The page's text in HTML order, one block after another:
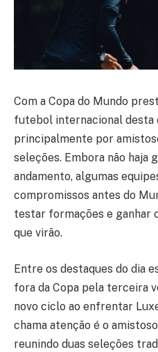
Com a Copa do Mundo
futebol internacional desta
principalmente por
seleções. Embora não haja
andamento, algumas
compromissos antes do
testar formações e ganhar
que virão.
Entre os destaques do dia
fora da Copa pela terceira
novo ciclo ao enfrentar
chama atenção é o
reunindo duas seleções